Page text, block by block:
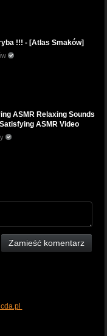
!!! - [Atlas Smaków]
ASMR Relaxing Sounds
ASMR Video
Zamieść komentarz